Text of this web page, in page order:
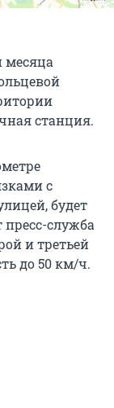
месяца
станция.
с
будет
пресс-служба
и третьей
до 50 км/ч.